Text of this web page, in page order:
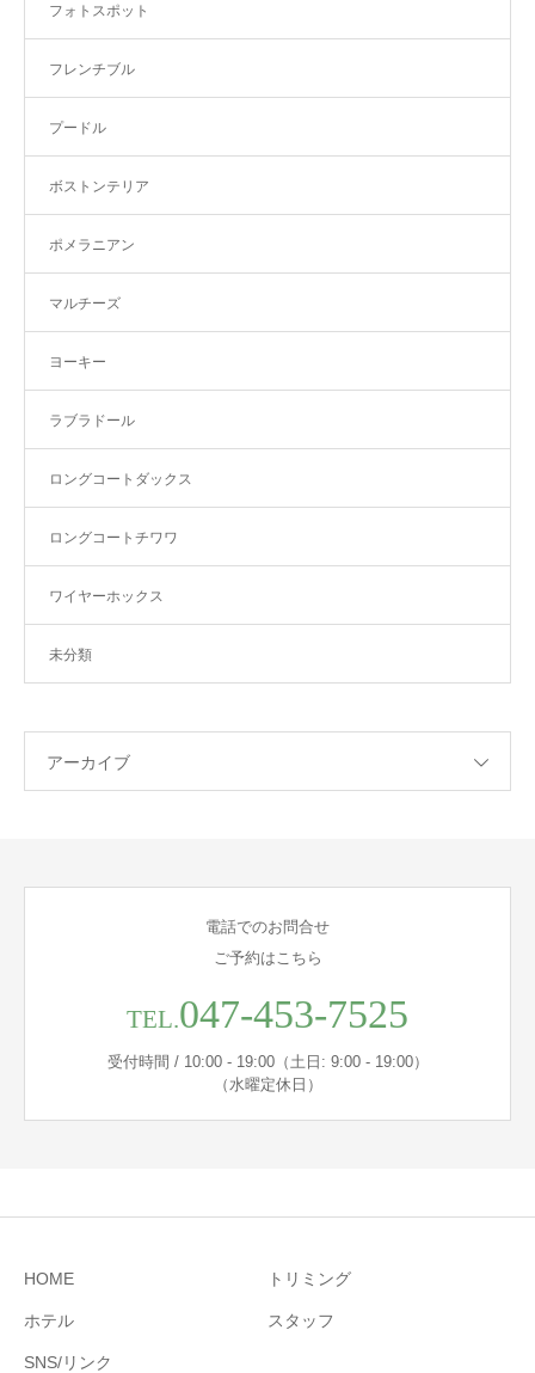
フォトスポット
フレンチブル
プードル
ボストンテリア
ポメラニアン
マルチーズ
ヨーキー
ラブラドール
ロングコートダックス
ロングコートチワワ
ワイヤーホックス
未分類
アーカイブ
電話でのお問合せ
ご予約はこちら
TEL.047-453-7525
受付時間 / 10:00 - 19:00（土日: 9:00 - 19:00）
（水曜定休日）
HOME トリミング
ホテル スタッフ
SNS/リンク